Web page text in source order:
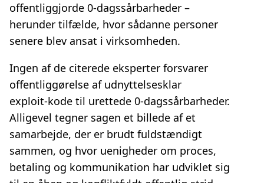
offentliggjorde 0‑dagssårbarheder –
herunder tilfælde, hvor sådanne personer
senere blev ansat i virksomheden.
Ingen af de citerede eksperter forsvarer
offentliggørelse af udnyttelsesklar
exploit‑kode til urettede 0‑dagssårbarheder.
Alligevel tegner sagen et billede af et
samarbejde, der er brudt fuldstændigt
sammen, og hvor uenigheder om proces,
betaling og kommunikation har udviklet sig